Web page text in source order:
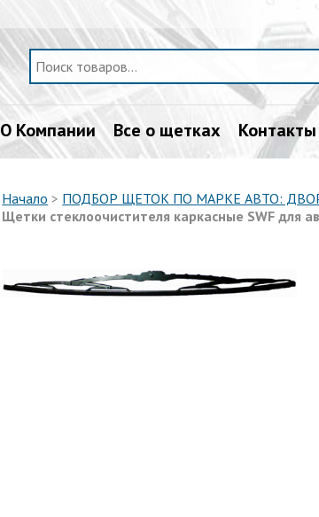
О Компании Все о щетках Контакты
Начало > ПОДБОР ЩЕТОК ПО МАРКЕ АВТО:
Щетки стеклоочистителя каркасные SWF для